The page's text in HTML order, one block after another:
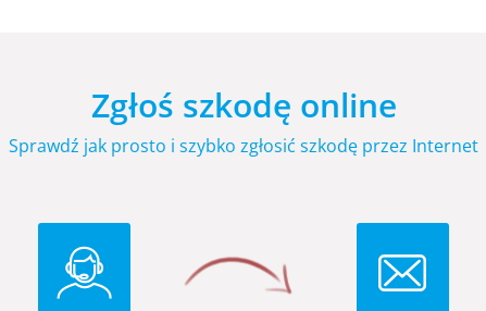
Zgłoś szkodę online
Sprawdź jak prosto i szybko zgłosić szkodę przez Internet